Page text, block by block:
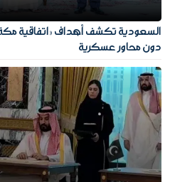
السعودية تكشف أهداف «اتفاقية
دون محاور عسكرية